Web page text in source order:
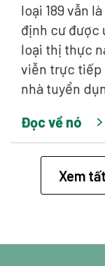
loại 189 vẫn
định cư được
loại thị thực
viễn trực tiếp
nhà tuyển
Đọc về nó
Xem